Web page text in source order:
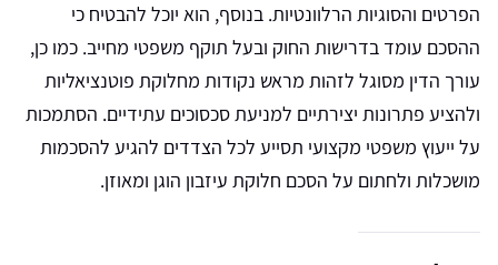
הפרטים והסוגיות הרלוונטיות. בנוסף, הוא יוכל להבטיח כי
ההסכם עומד בדרישות החוק ובעל תוקף משפטי מחייב. כמו כן,
עורך הדין מסוגל לזהות מראש נקודות מחלוקת פוטנציאליות
ולהציע פתרונות יצירתיים למניעת סכסוכים עתידיים. הסתמכות
על ייעוץ משפטי מקצועי תסייע לכל הצדדים להגיע להסכמות
מושכלות ולחתום על הסכם חלוקת עיזבון הוגן ומאוזן.